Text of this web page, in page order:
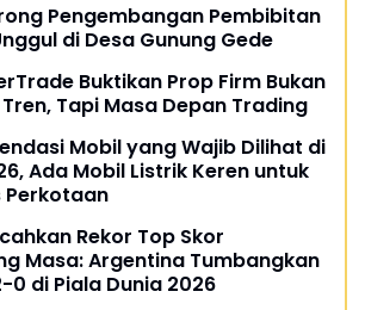
Pengembangan Pembibitan
di Desa Gunung Gede
Buktikan Prop Firm Bukan
Tapi Masa Depan Trading
Mobil yang Wajib Dilihat di
Ada Mobil Listrik Keren untuk
Rekor Top Skor
Masa: Argentina Tumbangkan
0 di Piala Dunia 2026